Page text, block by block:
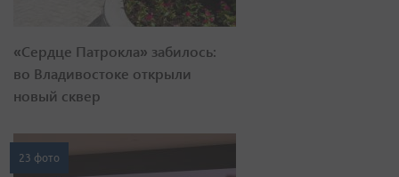
«Сердце Патрокла» забилось:
во Владивостоке открыли
новый сквер
23 фото